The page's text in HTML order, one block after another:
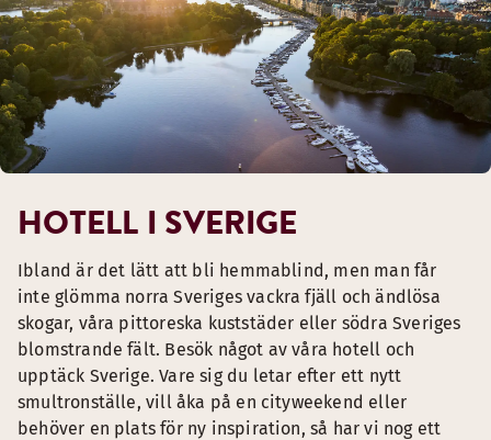
HOTELL I SVERIGE
Ibland är det lätt att bli hemmablind, men man får
inte glömma norra Sveriges vackra fjäll och ändlösa
skogar, våra pittoreska kuststäder eller södra Sveriges
blomstrande fält. Besök något av våra hotell och
upptäck Sverige. Vare sig du letar efter ett nytt
smultronställe, vill åka på en cityweekend eller
behöver en plats för ny inspiration, så har vi nog ett